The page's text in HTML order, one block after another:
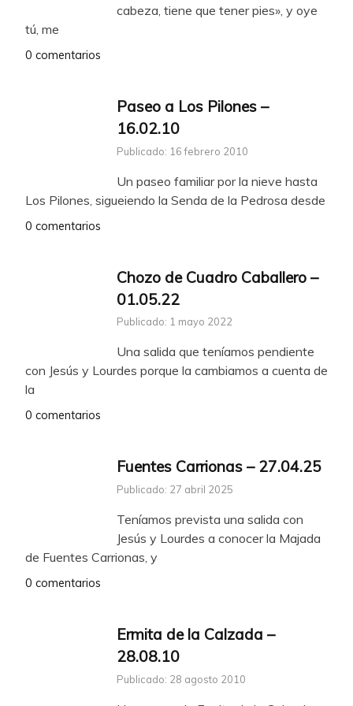
cabeza, tiene que tener pies», y oye
tú, me
0 comentarios
Paseo a Los Pilones –
16.02.10
Publicado: 16 febrero 2010
Un paseo familiar por la nieve hasta
Los Pilones, sigueiendo la Senda de la Pedrosa desde
0 comentarios
Chozo de Cuadro Caballero –
01.05.22
Publicado: 1 mayo 2022
Una salida que teníamos pendiente
con Jesús y Lourdes porque la cambiamos a cuenta de
la
0 comentarios
Fuentes Carrionas – 27.04.25
Publicado: 27 abril 2025
Teníamos prevista una salida con
Jesús y Lourdes a conocer la Majada
de Fuentes Carrionas, y
0 comentarios
Ermita de la Calzada –
28.08.10
Publicado: 28 agosto 2010